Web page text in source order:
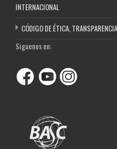
INTERNACIONAL
CÓDIGO DE ÉTICA,
Siguenos en: